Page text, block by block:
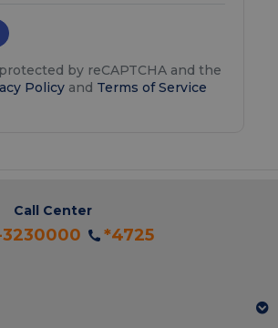
by reCAPTCHA and the
Policyand Terms of Service
Call Center
3230000 *4725